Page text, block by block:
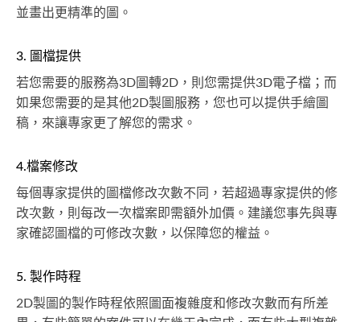
並畫出更精準的圖。
3. 圖檔提供
若您需要的服務為3D圖轉2D，則您需提供3D電子檔；而
如果您需要的是其他2D製圖服務，您也可以提供手繪圖
稿，來讓專家更了解您的需求。
4.檔案修改
每個專家提供的圖檔修改次數不同，若超過專家提供的修
改次數，則每改一次檔案即需額外加價。建議您事先與專
家確認圖檔的可修改次數，以保障您的權益。
5. 製作時程
2D製圖的製作時程依照圖面複雜度和修改次數而有所差